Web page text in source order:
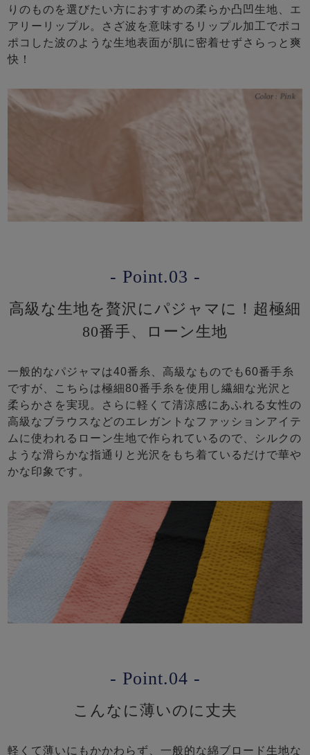
りのものを選びたい方におすすめの柔らか凸凹生地、エ
アリーリップル。さざ波を意味するリップル加工でポコ
ポコした波のような生地表面が肌に密着せずさらっと爽
快！
- Point.03 -
高級な生地を贅沢にパジャマに！超極細
80番手、ローン生地
一般的なパジャマは40番糸、高級なものでも60番手糸
ですが、こちらは極細80番手糸を使用し繊細な光沢と
柔らかさを実現。さらに軽くて清涼感にあふれる女性の
高級なブラウスなどのエレガントなファッションアイテ
ムに使われるローン生地で作られているので、シルクの
ような滑らかな指通りと光沢をもち着ているだけで華や
かな印象です。
- Point.04 -
こんなに薄いのに丈夫
軽くて薄いにもかかわらず、一般的な綿ブロード生地な